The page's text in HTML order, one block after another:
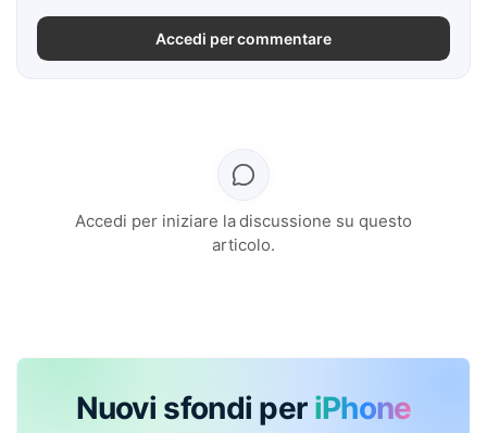
Accedi per commentare
Accedi per iniziare la discussione su questo
articolo.
Nuovi sfondi per iPhone